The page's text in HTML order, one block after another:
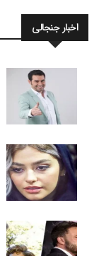
اخبار جنجالی